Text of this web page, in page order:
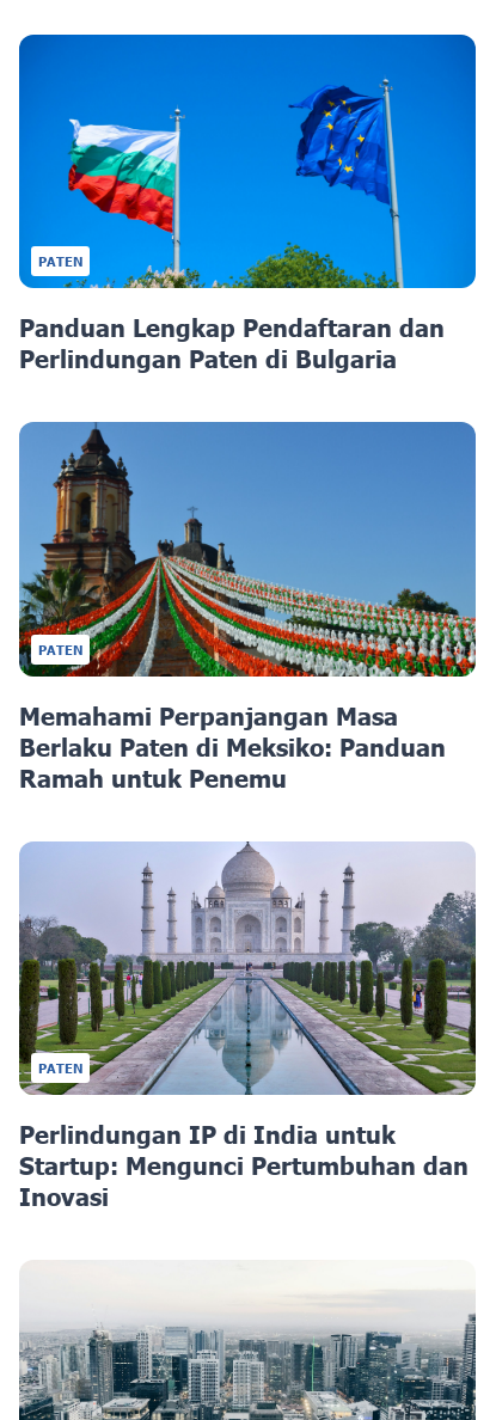
PATEN
Panduan Lengkap Pendaftaran dan
Perlindungan Paten di Bulgaria
PATEN
Memahami Perpanjangan Masa
Berlaku Paten di Meksiko: Panduan
Ramah untuk Penemu
PATEN
Perlindungan IP di India untuk
Startup: Mengunci Pertumbuhan dan
Inovasi